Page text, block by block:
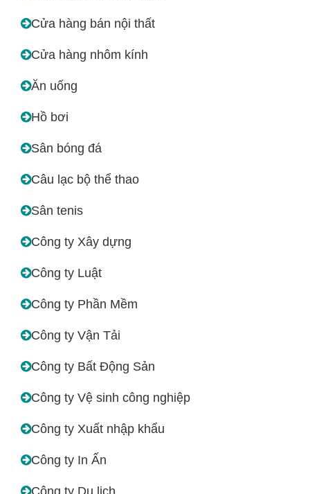
Cửa hàng bán nội thất
Cửa hàng nhôm kính
Ăn uống
Hồ bơi
Sân bóng đá
Câu lạc bộ thể thao
Sân tenis
Công ty Xây dựng
Công ty Luật
Công ty Phần Mềm
Công ty Vận Tải
Công ty Bất Động Sản
Công ty Vệ sinh công nghiệp
Công ty Xuất nhập khẩu
Công ty In Ấn
Công ty Du lịch